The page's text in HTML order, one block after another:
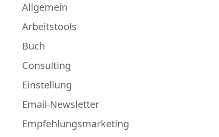
Allgemein
Arbeitstools
Buch
Consulting
Einstellung
Email-Newsletter
Empfehlungsmarketing